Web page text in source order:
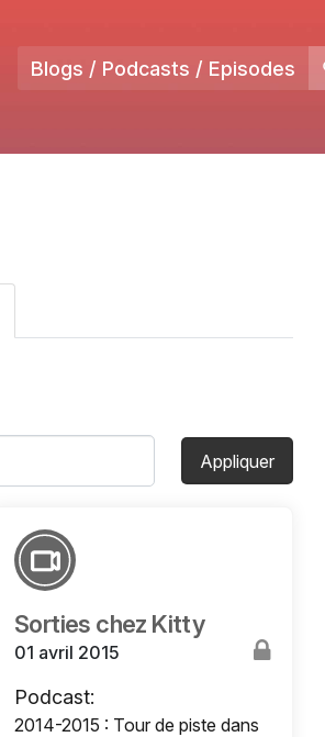
Blogs / Podcasts / Episodes
actif)
Appliquer
Sorties chez Kitty
01 avril 2015
Podcast:
2014-2015 : Tour de piste dans